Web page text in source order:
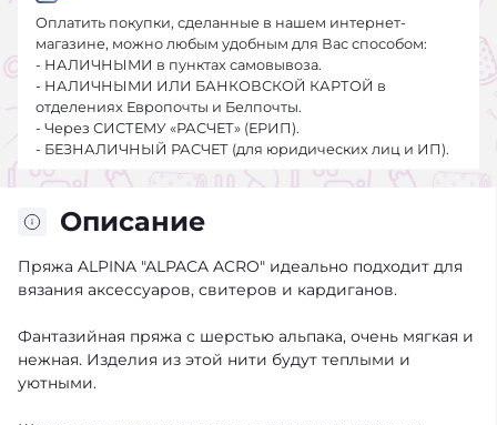
Описание
Пряжа ALPINA "ALPACA ACRO" идеально подходит для
вязания аксессуаров, свитеров и кардиганов.
Фантазийная пряжа с шерстью альпака, очень мягкая и
нежная. Изделия из этой нити будут теплыми и
уютными.
Оплатить покупки, сделанные в нашем интернет-
магазине, можно любым удобным для Вас способом:
- НАЛИЧНЫМИ в пунктах самовывоза.
- НАЛИЧНЫМИ ИЛИ БАНКОВСКОЙ КАРТОЙ в
отделениях Европочты и Белпочты.
- Через СИСТЕМУ «РАСЧЕТ» (ЕРИП).
- БЕЗНАЛИЧНЫЙ РАСЧЕТ (для юридических лиц и ИП).